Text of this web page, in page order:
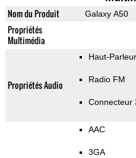
Nom du Produit Galaxy A50
Propriétés
Multimédia
Propriétés Audio
Haut-Parleur
Radio FM
Connecteur
AAC
3GA